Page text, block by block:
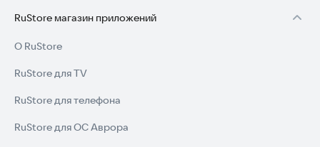
RuStore магазин приложений
О RuStore
RuStore для TV
RuStore для телефона
RuStore для ОС Аврора